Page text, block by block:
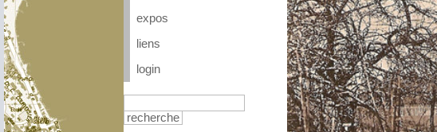
expos
liens
login
recherche